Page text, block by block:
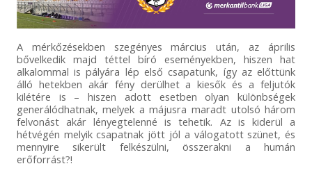
A mérkőzésekben szegényes március után, az április
bővelkedik majd téttel bíró eseményekben, hiszen hat
alkalommal is pályára lép első csapatunk, így az előttünk
álló hetekben akár fény derülhet a kiesők és a feljutók
kilétére is – hiszen adott esetben olyan különbségek
generálódhatnak, melyek a májusra maradt utolsó három
felvonást akár lényegtelenné is tehetik. Az is kiderül a
hétvégén melyik csapatnak jött jól a válogatott szünet, és
mennyire sikerült felkészülni, összerakni a humán
erőforrást?!